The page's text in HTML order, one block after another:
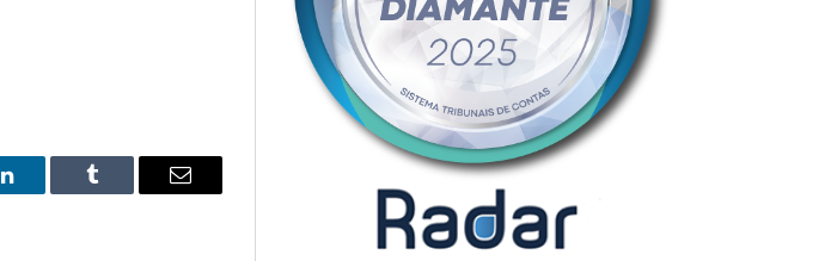
LinkedIn Tumblr Email